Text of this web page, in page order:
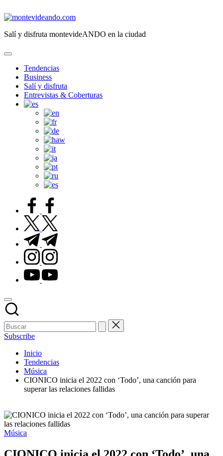
al
montevideando.com
Salí y disfruta montevideANDO en la ciudad
Tendencias
Business
Salí y disfruta
Entrevistas & Coberturas
facebook.com
twitter.com
t.me
instagram.com
youtube.com
Subscribe
Inicio
Tendencias
Música
CIONICO inicia el 2022 con ‘Todo’, una canción para
superar las relaciones fallidas
Publicado
Música